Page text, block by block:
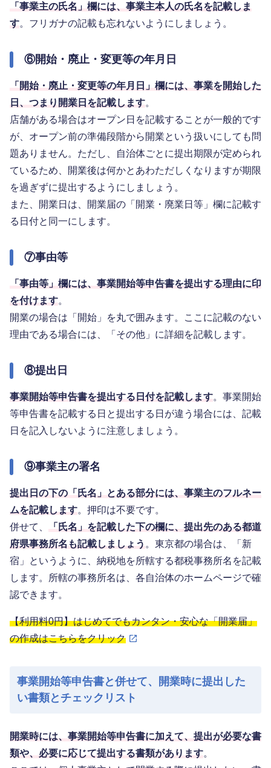
「事業主の氏名」欄には、事業主本人の氏名を記載しま
す。フリガナの記載も忘れないようにしましょう。
⑥開始・廃止・変更等の年月日
「開始・廃止・変更等の年月日」欄には、事業を開始した
日、つまり開業日を記載します。
店舗がある場合はオープン日を記載することが一般的です
が、オープン前の準備段階から開業という扱いにしても問
題ありません。ただし、自治体ごとに提出期限が定められ
ているため、開業後は何かとあわただしくなりますが期限
を過ぎずに提出するようにしましょう。
また、開業日は、開業届の「開業・廃業日等」欄に記載す
る日付と同一にします。
⑦事由等
「事由等」欄には、事業開始等申告書を提出する理由に印
を付けます。
開業の場合は「開始」を丸で囲みます。ここに記載のない
理由である場合には、「その他」に詳細を記載します。
⑧提出日
事業開始等申告書を提出する日付を記載します。事業開始
等申告書を記載する日と提出する日が違う場合には、記載
日を記入しないように注意しましょう。
⑨事業主の署名
提出日の下の「氏名」とある部分には、事業主のフルネー
ムを記載します。押印は不要です。
併せて、
「氏名」を記載した下の欄に、提出先のある都道
府県事務所名も記載しましょう 。東京都の場合は、「新
宿」というように、納税地を所轄する都税事務所名を記載
します。所轄の事務所名は、各自治体のホームページで確
認できます。
【利用料0円】はじめてでもカンタン・安心な「開業届」
の作成はこちらをクリック
事業開始等申告書と併せて、開業時に提出した
い書類とチェックリスト
開業時には、事業開始等申告書に加えて、提出が必要な書
類や、必要に応じて提出する書類があります。